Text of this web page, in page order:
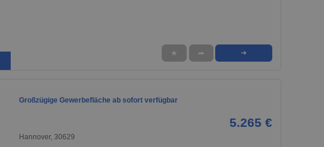
★ ➦ ➜
Großzügige Gewerbefläche ab sofort verfügbar
5.265 €
Hannover, 30629